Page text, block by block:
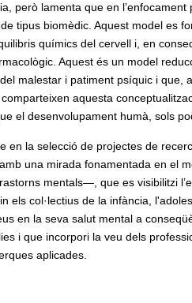
però lamenta que en
tipus biomèdic. Aquest model es
químics del cervell i, en
Aquest és un model
malestar i patiment psíquic i
aquesta
el desenvolupament humà, sols
en la selecció de projectes de
una mirada fonamentada en el
mentals—, que es visibilitzi
els col·lectius de la infància,
en la seva salut mental a
i que incorpori la veu dels
aplicades.